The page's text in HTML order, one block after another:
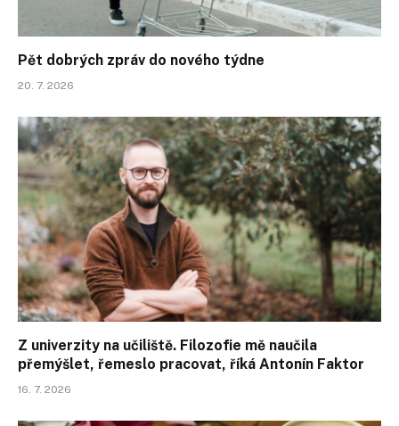
Pět dobrých zpráv do nového týdne
20. 7. 2026
Z univerzity na učiliště. Filozofie mě naučila
přemýšlet, řemeslo pracovat, říká Antonín Faktor
16. 7. 2026